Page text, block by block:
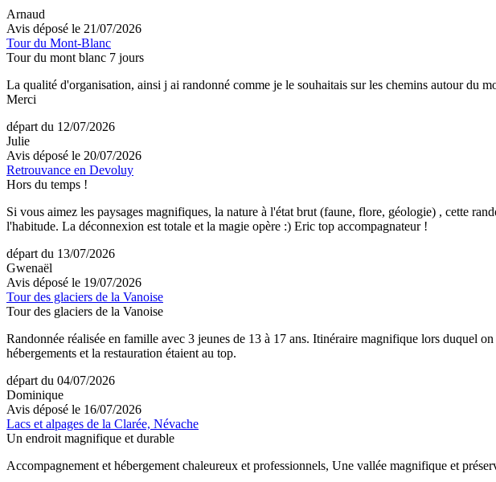
Arnaud
Avis déposé le 21/07/2026
Tour du Mont-Blanc
Tour du mont blanc 7 jours
La qualité d'organisation, ainsi j ai randonné comme je le souhaitais sur les chemins autour du
Merci
départ du 12/07/2026
Julie
Avis déposé le 20/07/2026
Retrouvance en Devoluy
Hors du temps !
Si vous aimez les paysages magnifiques, la nature à l'état brut (faune, flore, géologie) , cette
l'habitude. La déconnexion est totale et la magie opère :) Eric top accompagnateur !
départ du 13/07/2026
Gwenaël
Avis déposé le 19/07/2026
Tour des glaciers de la Vanoise
Tour des glaciers de la Vanoise
Randonnée réalisée en famille avec 3 jeunes de 13 à 17 ans. Itinéraire magnifique lors duquel
hébergements et la restauration étaient au top.
départ du 04/07/2026
Dominique
Avis déposé le 16/07/2026
Lacs et alpages de la Clarée, Névache
Un endroit magnifique et durable
Accompagnement et hébergement chaleureux et professionnels, Une vallée magnifique et